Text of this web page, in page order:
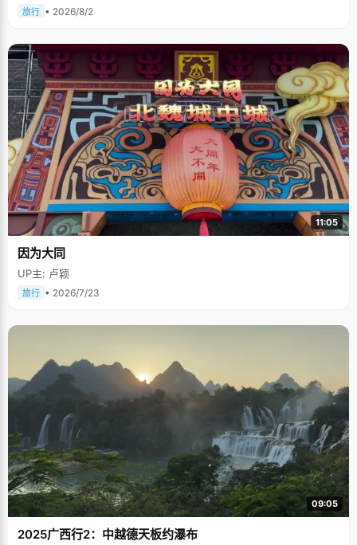
旅行 • 2026/8/2
11:05
因为大同
UP主: 卢颖
旅行 • 2026/7/23
09:05
2025广西行2：中越德天板约瀑布